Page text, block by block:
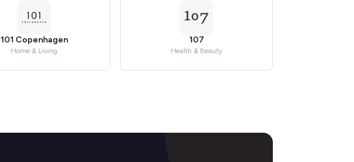
101 Copenhagen
Home & Living
107
Health & Beauty